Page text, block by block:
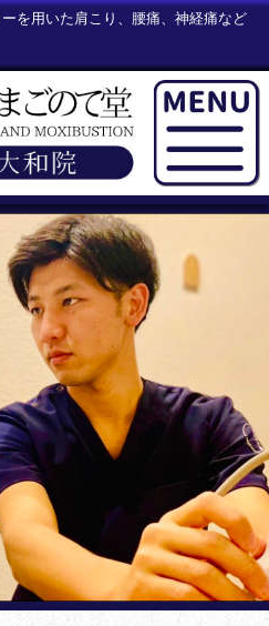
を用いた肩こり、腰痛、神経痛など